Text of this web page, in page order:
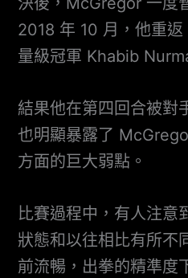
2018 年 10 月，他重
量級冠軍 Khabib
結果他在第四回合被對
也明顯暴露了
方面的巨大弱點。
比賽過程中，有人注意
狀態和以往相比有所
前流暢，出拳的精準度